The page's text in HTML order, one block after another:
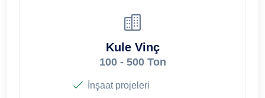
Kule Vinç
100 - 500 Ton
İnşaat projeleri